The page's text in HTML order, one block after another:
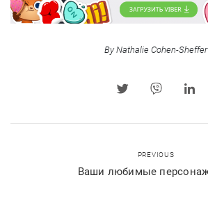
By Nathalie Cohen-Sheffer
PREVIOUS